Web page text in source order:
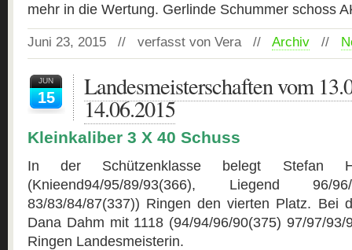
mehr in die Wertung. Gerlinde Schummer schoss
Juni 23, 2015 // verfasst von Vera // Archiv //
JUN
15 Landesmeisterschaften vom
14.06.2015
Kleinkaliber 3 X 40 Schuss
In der Schützenklasse belegt Stefan
(Knieend94/95/89/93(366), Liegend 96/
83/83/84/87(337)) Ringen den vierten Platz. Bei
Dana Dahm mit 1118 (94/94/96/90(375) 97/97/93/
Ringen Landesmeisterin.